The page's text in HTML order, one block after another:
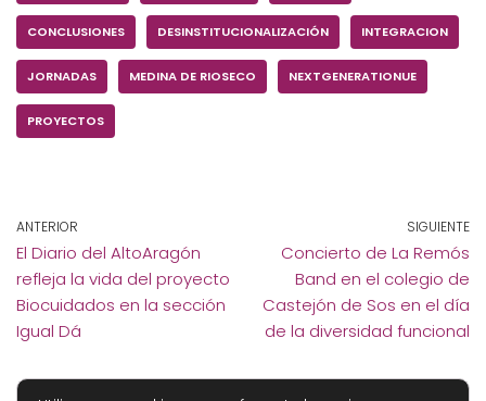
CONCLUSIONES DESINSTITUCIONALIZACIÓN INTEGRACION
JORNADAS MEDINA DE RIOSECO NEXTGENERATIONUE
PROYECTOS
ANTERIOR
El Diario del AltoAragón
refleja la vida del proyecto
Biocuidados en la sección
Igual Dá
SIGUIENTE
Concierto de La Remós
Band en el colegio de
Castejón de Sos en el día
de la diversidad funcional